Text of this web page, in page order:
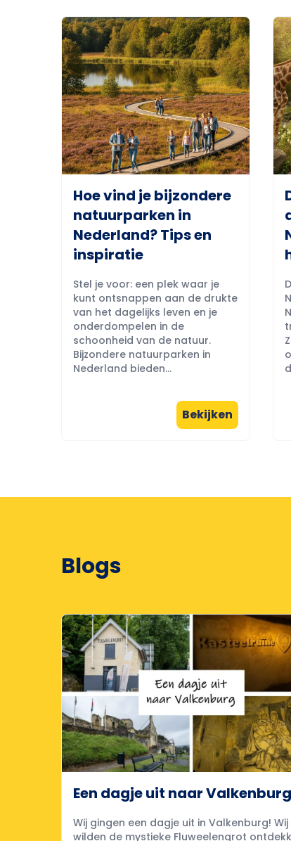
Hoe vind je bijzondere
natuurparken in
Nederland? Tips en
inspiratie
Stel je voor: een plek waar je
kunt ontsnappen aan de drukte
van het dagelijks leven en je
onderdompelen in de
schoonheid van de natuur.
Bijzondere natuurparken in
Nederland bieden...
Bekijken
Blogs
Een dagje uit naar Valkenburg
Wij gingen een dagje uit in Valkenburg! Wij
wilden de mystieke Fluweelengrot